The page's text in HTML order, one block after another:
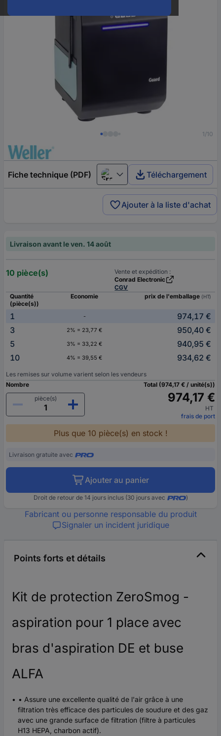
1/10
Fiche technique (PDF) Français Téléchargement
Ajouter à la liste d'achat
Livraison avant le ven. 14 août
10 pièce(s)
Vente et expédition :
Conrad Electronic
CGV
Quantité
(pièce(s))
Economie prix de l'emballage (HT)
1 -
974,17 €
3
2% = 23,77 €
950,40 €
5
3% = 33,22 €
940,95 €
10
4% = 39,55 € 934,62 €
Les remises sur volume varient selon les vendeurs
Nombre
pièce(s)
Total (974,17 € / unité(s))
974,17 €
HT
frais de port
Plus que 10 pièce(s) en stock !
Livraison gratuite avec
Ajouter au panier
Droit de retour de 14 jours inclus (30 jours avec )
Fabricant ou personne responsable du produit
Signaler un incident juridique
Points forts et détails
Kit de protection ZeroSmog -
aspiration pour 1 place avec
bras d'aspiration DE et buse
ALFA
• Assure une excellente qualité de l'air grâce à une
filtration très efficace des particules de soudure et des gaz
avec une grande surface de filtration (filtre à particules
H13 HEPA, charbon actif).